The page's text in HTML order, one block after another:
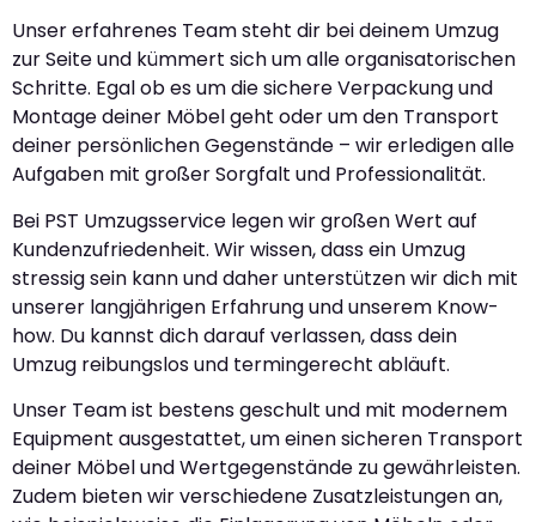
Unser erfahrenes Team steht dir bei deinem Umzug
zur Seite und kümmert sich um alle organisatorischen
Schritte. Egal ob es um die sichere Verpackung und
Montage deiner Möbel geht oder um den Transport
deiner persönlichen Gegenstände – wir erledigen alle
Aufgaben mit großer Sorgfalt und Professionalität.
Bei PST Umzugsservice legen wir großen Wert auf
Kundenzufriedenheit. Wir wissen, dass ein Umzug
stressig sein kann und daher unterstützen wir dich mit
unserer langjährigen Erfahrung und unserem Know-
how. Du kannst dich darauf verlassen, dass dein
Umzug reibungslos und termingerecht abläuft.
Unser Team ist bestens geschult und mit modernem
Equipment ausgestattet, um einen sicheren Transport
deiner Möbel und Wertgegenstände zu gewährleisten.
Zudem bieten wir verschiedene Zusatzleistungen an,